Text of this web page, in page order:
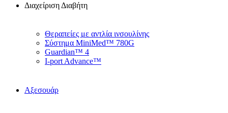
Διαχείριση Διαβήτη
Θεραπείες με αντλία ινσουλίνης
Σύστημα MiniMed™ 780G
Guardian™ 4
I-port Advance™
Αξεσουάρ